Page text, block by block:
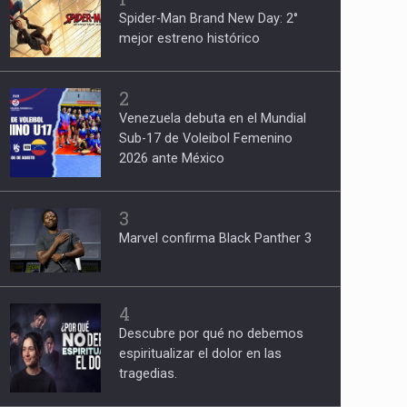
Spider-Man Brand New Day: 2°
mejor estreno histórico
2
Venezuela debuta en el Mundial
Sub-17 de Voleibol Femenino
2026 ante México
3
Marvel confirma Black Panther 3
4
Descubre por qué no debemos
espiritualizar el dolor en las
tragedias.